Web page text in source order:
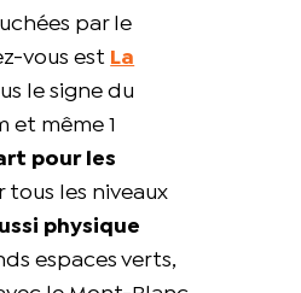
par le
vous est La
le signe du
et même 1
pour les
les niveaux
physique
espaces verts,